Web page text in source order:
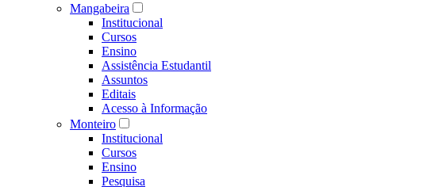
Mangabeira
Institucional
Cursos
Ensino
Assistência Estudantil
Assuntos
Editais
Acesso à Informação
Monteiro
Institucional
Cursos
Ensino
Pesquisa